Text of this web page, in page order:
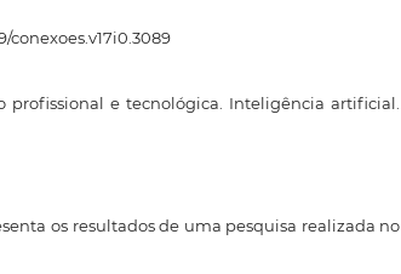
conexoes.v17i0.3089
profissional e tecnológica. Inteligência artificial.
os resultados de uma pesquisa realizada no